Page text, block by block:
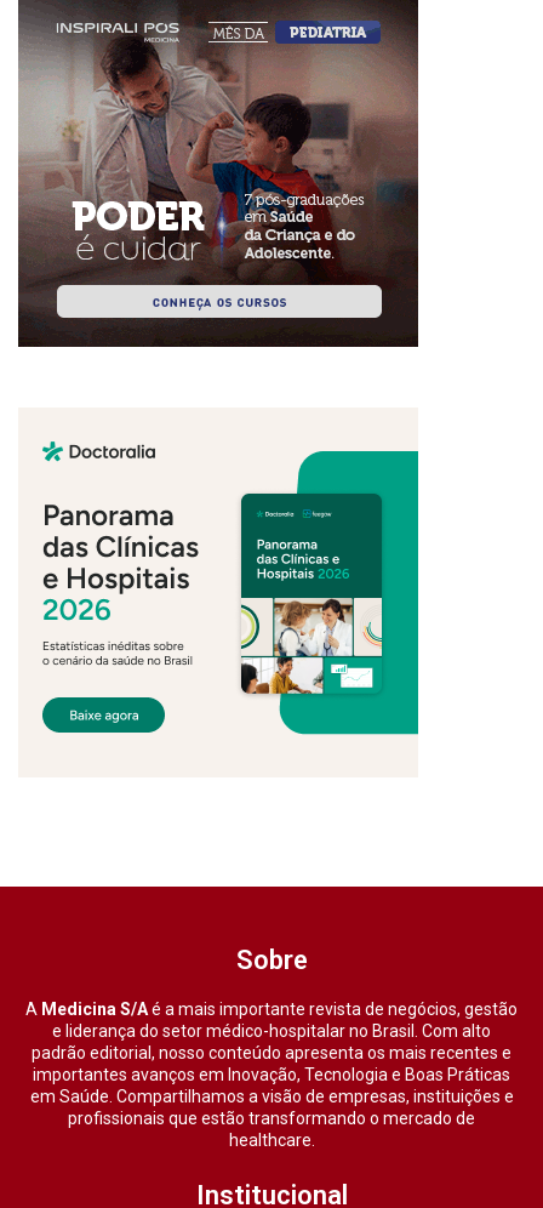
Sobre
A Medicina S/Aé a mais importante revista de negócios, gestão
e liderança do setor médico-hospitalar no Brasil. Com alto
padrão editorial, nosso conteúdo apresenta os mais recentes e
importantes avanços em Inovação, Tecnologia e Boas Práticas
em Saúde. Compartilhamos a visão de empresas, instituições e
profissionais que estão transformando o mercado de
healthcare.
Institucional